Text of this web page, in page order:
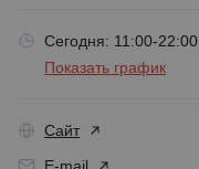
Сегодня: 11:00-22:00
Показать график
Сайт